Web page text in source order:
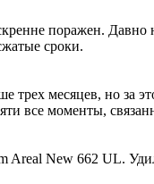
поражен.
сроки.
трех месяцев, но за
все моменты,
New 662 UL.